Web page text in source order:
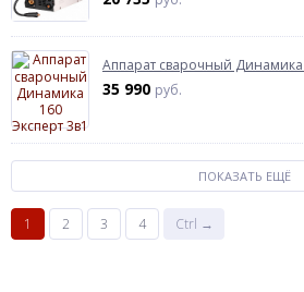
Аппарат сварочный Динамика
35 990 руб.
ПОКАЗАТЬ ЕЩЁ
1 2 3 4 Ctrl →